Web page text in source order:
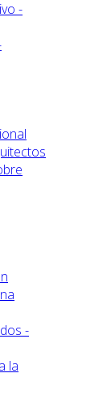
-
-
la